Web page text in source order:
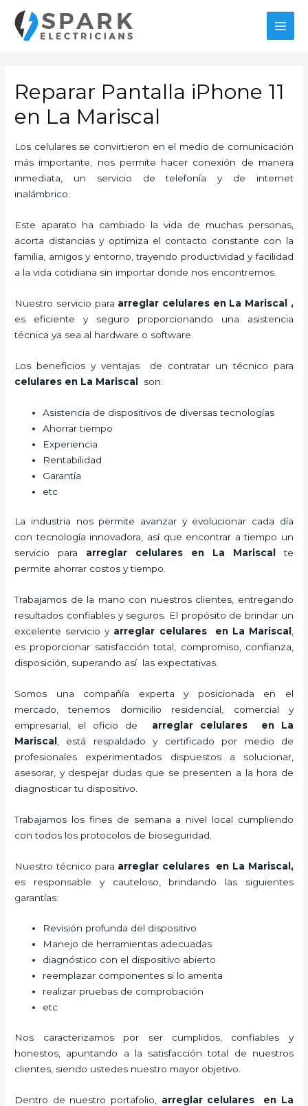
contenido
Reparar Pantalla iPhone 11
en La Mariscal
Los celulares se convirtieron en el medio de comunicación
más importante, nos permite hacer conexión de manera
inmediata, un servicio de telefonía y de internet
inalámbrico.
Este aparato ha cambiado la vida de muchas personas,
acorta distancias y optimiza el contacto constante con la
familia, amigos y entorno, trayendo productividad y facilidad
a la vida cotidiana sin importar donde nos encontremos.
Nuestro servicio para arreglar celulares en La Mariscal
,
es eficiente y seguro proporcionando una asistencia
técnica ya sea al hardware o software.
Los beneficios y ventajas de contratar un técnico para
celulares en La Mariscal son:
Asistencia de dispositivos de diversas tecnologías
Ahorrar tiempo
Experiencia
Rentabilidad
Garantía
etc
La industria nos permite avanzar y evolucionar cada día
con tecnología innovadora, así que encontrar a tiempo un
servicio para arreglar celulares en La Mariscal
te
permite ahorrar costos y tiempo.
Trabajamos de la mano con nuestros clientes, entregando
resultados confiables y seguros. El propósito de brindar un
excelente servicio y arreglar celulares en La Mariscal
es proporcionar satisfacción total, compromiso, confianza,
disposición, superando así las expectativas.
Somos una compañía experta y posicionada en el
mercado, tenemos domicilio residencial, comercial y
empresarial, el oficio de arreglar celulares en La
Mariscal
, está respaldado y certificado por medio de
profesionales experimentados dispuestos a solucionar,
asesorar, y despejar dudas que se presenten a la hora de
diagnosticar tu dispositivo.
Trabajamos los fines de semana a nivel local cumpliendo
con todos los protocolos de bioseguridad.
Nuestro técnico para arreglar celulares en La Mariscal,
es responsable y cauteloso, brindando las siguientes
garantías:
Revisión profunda del dispositivo
Manejo de herramientas adecuadas
diagnóstico con el dispositivo abierto
reemplazar componentes si lo amerita
realizar pruebas de comprobación
etc
Nos caracterizamos por ser cumplidos, confiables y
honestos, apuntando a la satisfacción total de nuestros
clientes, siendo ustedes nuestro mayor objetivo.
Dentro de nuestro portafolio, arreglar celulares en La